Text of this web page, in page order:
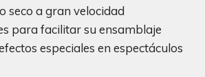
seco a gran velocidad
para facilitar su ensamblaje
especiales en espectáculos